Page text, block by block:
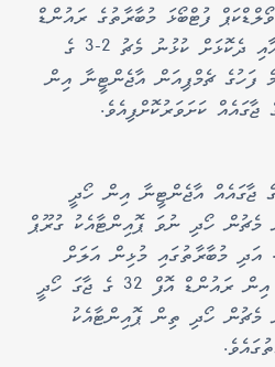
ފުޓްބޯޅަ މުބާރާތުގެ ރައުންޑް
އޮފް 32 ގައި މިރޭ ކޭޕް ވާޑް އާއި ދެކޮޅަށް ކުޅުނު މެޗު 2-3 ގެ
ފަހުގެ ޗެމްޕިއަން އާޖެންޓީނާ އިން
ރައުންޑް އޮފް 32 ގެ ޖާގައެއް އާޖެންޓީނާ އިން ހޯދީ
ހޯދި ނުވަ ޕޮއިންޓާއެކު ގުރޫޕް
އަދި މުބާރާތުގައި މުޅިން އަލަށް
ވާދަކުރަމުން އަންނަ ކޭޕް ވާޑް އިން ރައުންޑް އޮފް 32 ގެ ޖާގަ ހޯދީ
ހޯދި ތިން ޕޮއިންޓާއެކު